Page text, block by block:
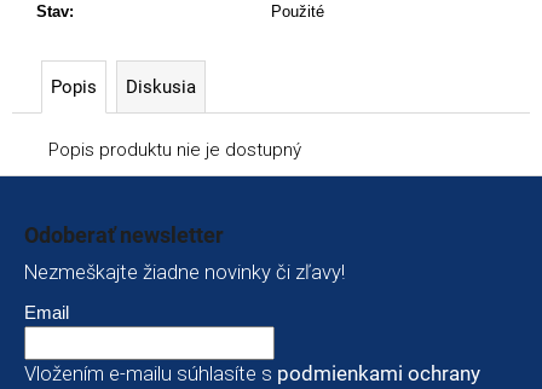
Stav: Použité
Popis Diskusia
Popis produktu nie je dostupný
79
Odoberať newsletter
Nezmeškajte žiadne novinky či zľavy!
Email
Vložením e-mailu súhlasíte s podmienkami ochrany